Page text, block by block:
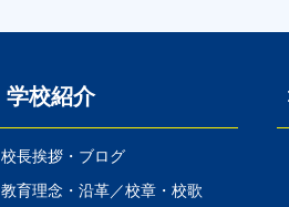
学校紹介
校長挨拶・ブログ
教育理念・沿革／校章・校歌